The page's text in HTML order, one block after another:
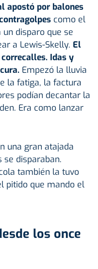
apostó por balones
como el
disparo que se
a Lewis-Skelly. El
Idas y
Empezó la lluvia
la fatiga, la factura
podían decantar la
Era como lanzar
una gran atajada
se disparaban.
también la tuvo
pitido que mando el
los once